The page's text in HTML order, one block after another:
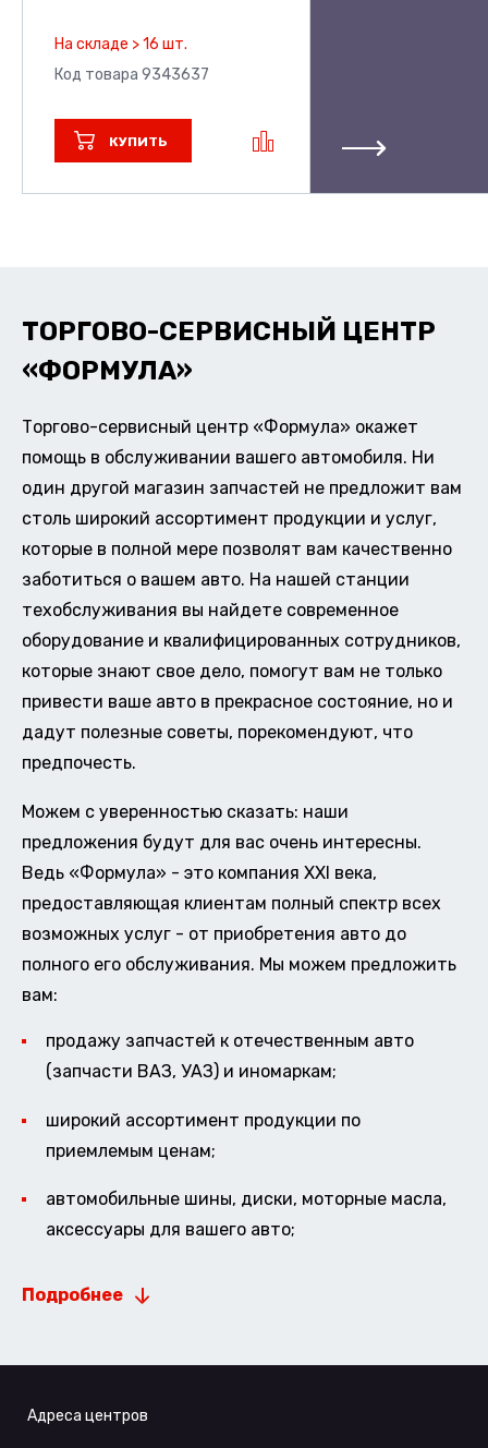
На складе > 16 шт.
Код товара 9343637
КУПИТЬ
ТОРГОВО-СЕРВИСНЫЙ ЦЕНТР
«ФОРМУЛА»
Торгово-сервисный центр «Формула» окажет
помощь в обслуживании вашего автомобиля. Ни
один другой магазин запчастей не предложит вам
столь широкий ассортимент продукции и услуг,
которые в полной мере позволят вам качественно
заботиться о вашем авто. На нашей станции
техобслуживания вы найдете современное
оборудование и квалифицированных сотрудников,
которые знают свое дело, помогут вам не только
привести ваше авто в прекрасное состояние, но и
дадут полезные советы, порекомендуют, что
предпочесть.
Можем с уверенностью сказать: наши
предложения будут для вас очень интересны.
Ведь «Формула» - это компания XXI века,
предоставляющая клиентам полный спектр всех
возможных услуг - от приобретения авто до
полного его обслуживания. Мы можем предложить
вам:
продажу запчастей к отечественным авто
(запчасти ВАЗ, УАЗ) и иномаркам;
широкий ассортимент продукции по
приемлемым ценам;
автомобильные шины, диски, моторные масла,
аксессуары для вашего авто;
Подробнее
Адреса центров